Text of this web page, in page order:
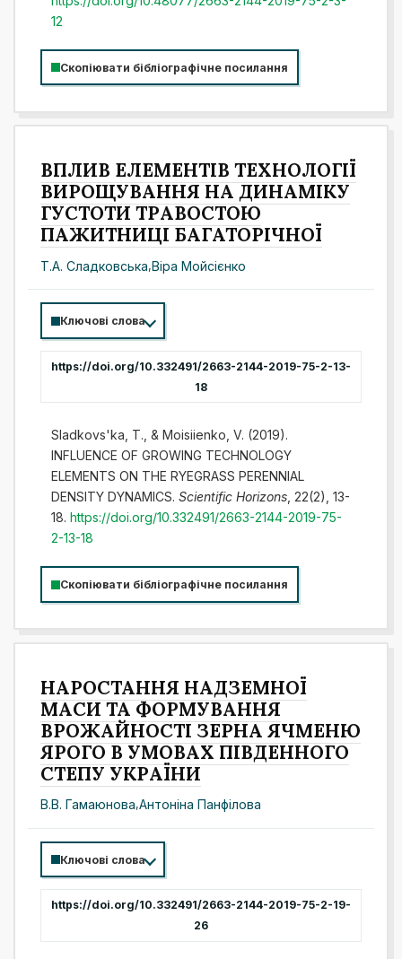
12
Скопіювати бібліографічне посилання
ВПЛИВ ЕЛЕМЕНТІВ ТЕХНОЛОГІЇ
ВИРОЩУВАННЯ НА ДИНАМІКУ
ГУСТОТИ ТРАВОСТОЮ
ПАЖИТНИЦІ БАГАТОРІЧНОЇ
Т.А. Сладковська,Віра Мойсієнко
Ключові слова
https://doi.org/10.332491/2663-2144-2019-75-2-13-
18
Sladkovs'ka, T., & Moisiienko, V. (2019).
INFLUENCE OF GROWING TECHNOLOGY
ELEMENTS ON THE RYEGRASS PERENNIAL
DENSITY DYNAMICS. Scientific Horizons, 22(2), 13-
18. https://doi.org/10.332491/2663-2144-2019-75-
2-13-18
Скопіювати бібліографічне посилання
НАРОСТАННЯ НАДЗЕМНОЇ
МАСИ ТА ФОРМУВАННЯ
ВРОЖАЙНОСТІ ЗЕРНА ЯЧМЕНЮ
ЯРОГО В УМОВАХ ПІВДЕННОГО
СТЕПУ УКРАЇНИ
В.В. Гамаюнова,Антоніна Панфілова
Ключові слова
https://doi.org/10.332491/2663-2144-2019-75-2-19-
26